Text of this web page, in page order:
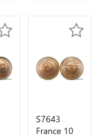
MS65
S7643
France 10